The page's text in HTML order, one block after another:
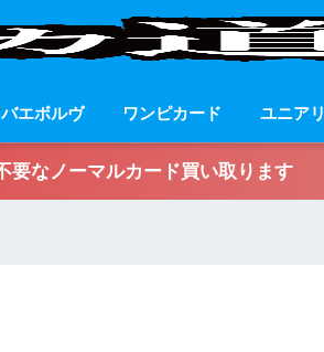
エボルヴ ワンピカード ユニアリ
要なノーマルカード買い取ります